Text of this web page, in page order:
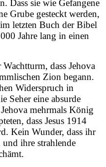
Dass sie wie Gefangene
Grube gesteckt werden,
letzten Buch der Bibel
Jahre lang in einen
dass Jehova
Zion begann.
Widerspruch in
Seher eine absurde
mehrmals König
dass Jesus 1914
Kein Wunder, dass ihr
ihre strahlende